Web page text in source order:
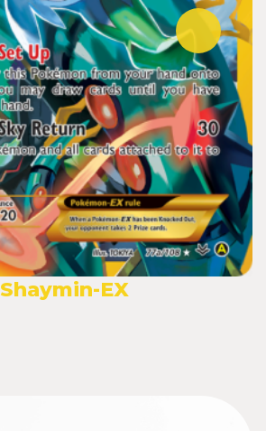
Shaymin-EX